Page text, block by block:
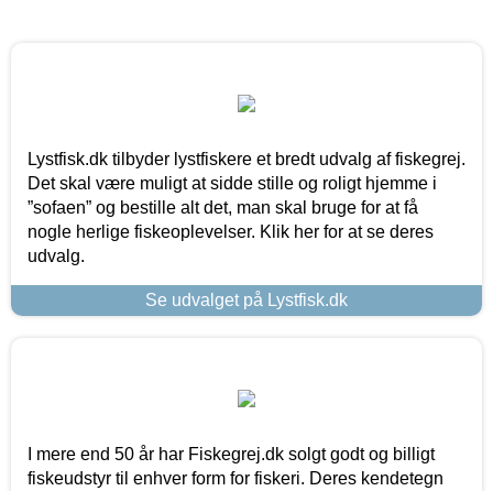
Lystfisk.dk tilbyder lystfiskere et bredt udvalg af fiskegrej.
Det skal være muligt at sidde stille og roligt hjemme i
”sofaen” og bestille alt det, man skal bruge for at få
nogle herlige fiskeoplevelser. Klik her for at se deres
udvalg.
Se udvalget på Lystfisk.dk
I mere end 50 år har Fiskegrej.dk solgt godt og billigt
fiskeudstyr til enhver form for fiskeri. Deres kendetegn